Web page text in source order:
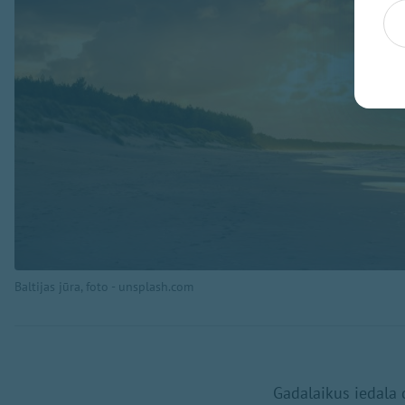
Baltijas jūra, foto - unsplash.com
Gadalaikus iedala